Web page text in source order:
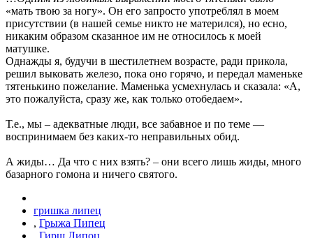
«мать твою за ногу». Он его запросто употреблял в моем
присутствии (в нашей семье никто не матерился), но есно,
никаким образом сказанное им не относилось к моей
матушке.
Однажды я, будучи в шестилетнем возрасте, ради прикола,
решил выковать железо, пока оно горячо, и передал маменьке
тятенькино пожелание. Маменька усмехнулась и сказала: «А,
это пожалуйста, сразу же, как только отобедаем».
Т.е., мы – адекватные люди, все забавное и по теме —
воспринимаем без каких-то неправильных обид.
А жиды… Да что с них взять? – они всего лишь жиды, много
базарного гомона и ничего святого.
гришка липец
, Грыжа Пипец
Гирш Липоц